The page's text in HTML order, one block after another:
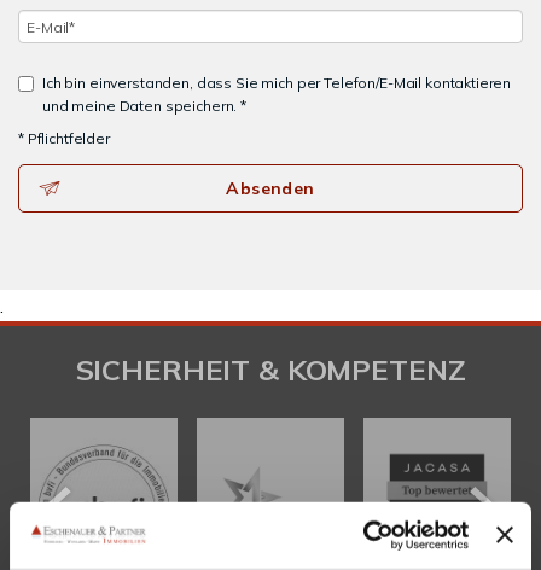
Ich bin einverstanden, dass Sie mich per Telefon/E-Mail kontaktieren
und meine Daten speichern. *
* Pflichtfelder
Absenden
.
SICHERHEIT & KOMPETENZ